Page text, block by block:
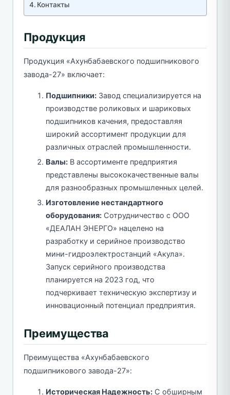
Контакты
Продукция
Продукция «Ахунбабаевского подшипникового
завода-27» включает:
Подшипники: Завод специализируется на
производстве роликовых и шариковых
подшипников качения, предоставляя
широкий ассортимент продукции для
различных отраслей промышленности.
Валы: В ассортименте предприятия
представлены высококачественные валы
для разнообразных промышленных целей.
Изготовление нестандартного
оборудования: Сотрудничество с ООО
«ДЕАЛАН ЭНЕРГО» нацелено на
разработку и серийное производство
мини-гидроэлектростанций «Акула».
Запуск серийного производства
планируется на 2023 год, что
подчеркивает техническую экспертизу и
инновационный потенциал предприятия.
Преимущества
Преимущества «Ахунбабаевского
подшипникового завода-27»:
Историческая Надежность: С обширным